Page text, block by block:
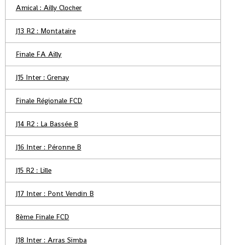
Amical : Ailly Clocher
J13 R2 : Montataire
Finale FA Ailly
J15 Inter : Grenay
Finale Régionale FCD
J14 R2 : La Bassée B
J16 Inter : Péronne B
J15 R2 : Lille
J17 Inter : Pont Vendin B
8ème Finale FCD
J18 Inter : Arras Simba